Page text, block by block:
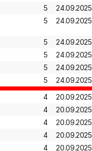
5
24.09.2025
5
24.09.2025
5 24.09.2025
5
24.09.2025
5
24.09.2025
5
24.09.2025
4
20.09.2025
4
20.09.2025
4
20.09.2025
4
20.09.2025
4
20.09.2025